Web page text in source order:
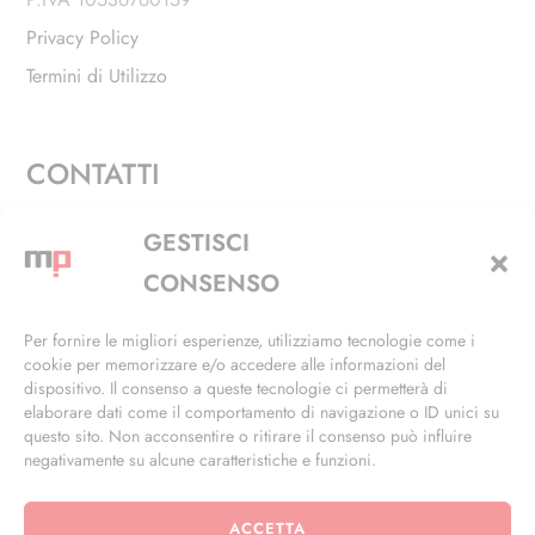
GESTISCI
CONSENSO
Per fornire le migliori esperienze, utilizziamo tecnologie come i
cookie per memorizzare e/o accedere alle informazioni del
dispositivo. Il consenso a queste tecnologie ci permetterà di
elaborare dati come il comportamento di navigazione o ID unici su
questo sito. Non acconsentire o ritirare il consenso può influire
negativamente su alcune caratteristiche e funzioni.
ACCETTA
Privacy Policy
Termini di Utilizzo
CONTATTI
Via Alfieri, 27 - Trezzano Sul Naviglio (MI)
+39 02 4846 3155
info@masterphil.it